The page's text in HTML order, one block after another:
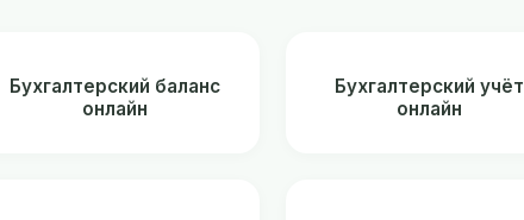
Бухгалтерский баланс
онлайн
Бухгалтерский учёт
онлайн